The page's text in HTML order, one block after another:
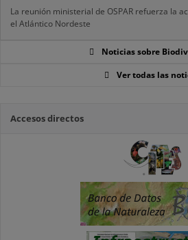
La reunión ministerial de OSPAR refuerza la
el Atlántico Nordeste
Noticias sobre
Ver todas las
Accesos directos